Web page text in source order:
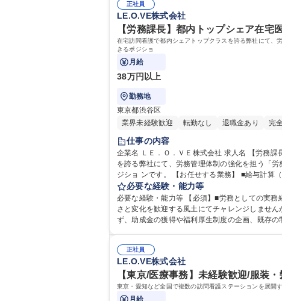
正社員
LE.O.VE株式会社
【労務課長】都内トップシェア在
在宅訪問看護で都内シェアトップクラスを誇る弊社にて、
きるポジショ
月給
38万円以上
勤務地
東京都渋谷区
業界未経験歓迎
転勤なし 退職金あり 完
仕事の内容
企業名 ＬＥ．Ｏ．ＶＥ株式会社 求人名 【労務課長】都内トップシェア在宅医療提供の急成長ベンチャー/社会貢献に直結 仕事の内容 在宅訪問看護で都内シェアトップクラス
を誇る弊社にて、労務管理体制の強化を担う「
ジショ ンです。 【お任せする業務】 ■給与計算（賞与・歩合含む） ■勤怠管理（ジョブカン使用）■年末調整対応 ■社会保険／雇用保険手続き ■入退社に伴う各種労務手続き
必要な経験・能力等
必要な経験・能力等 【必須】■労務としての実
さと変化を歓迎する風土にてチャレンジしませんか？ 【キャリアパスについて】 制度改正、福利厚生の企画など、また課長職からさらに上の役職など労務だ
ず、助成金の獲得や福利厚生制度の企画、既存
正社員
LE.O.VE株式会社
【東京/医療事務】未経験歓迎/服装
東京・愛知など全国で複数の訪問看護ステーションを展開
月給